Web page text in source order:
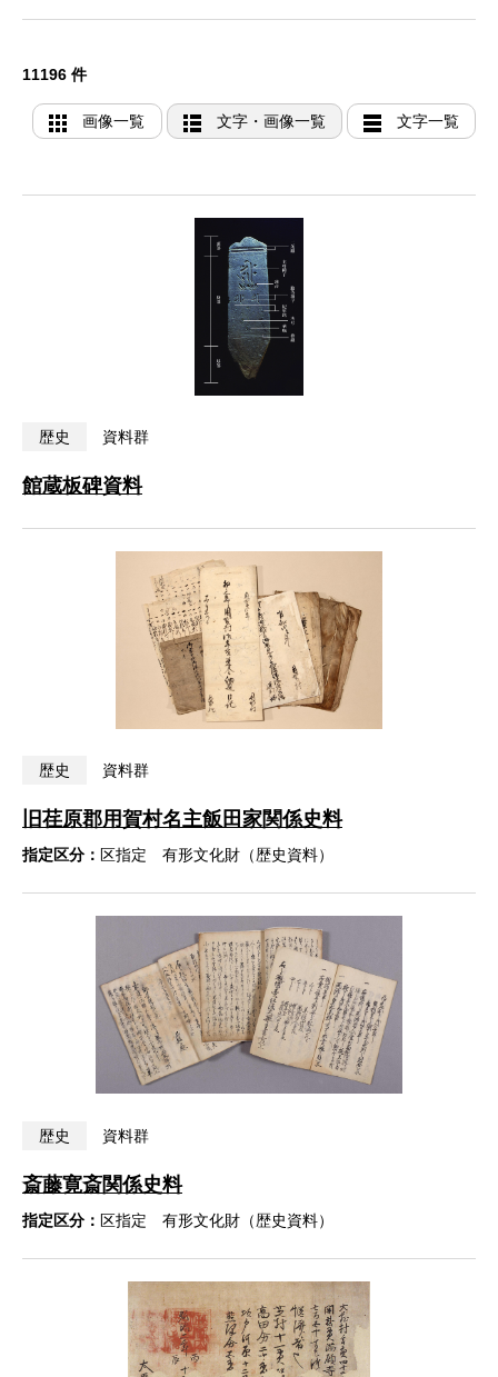
11196 件
画像一覧 文字・画像一覧 文字一覧
歴史 資料群
館蔵板碑資料
歴史 資料群
旧荏原郡用賀村名主飯田家関係史料
指定区分： 区指定 有形文化財（歴史資料）
歴史 資料群
斎藤寛斎関係史料
指定区分： 区指定 有形文化財（歴史資料）